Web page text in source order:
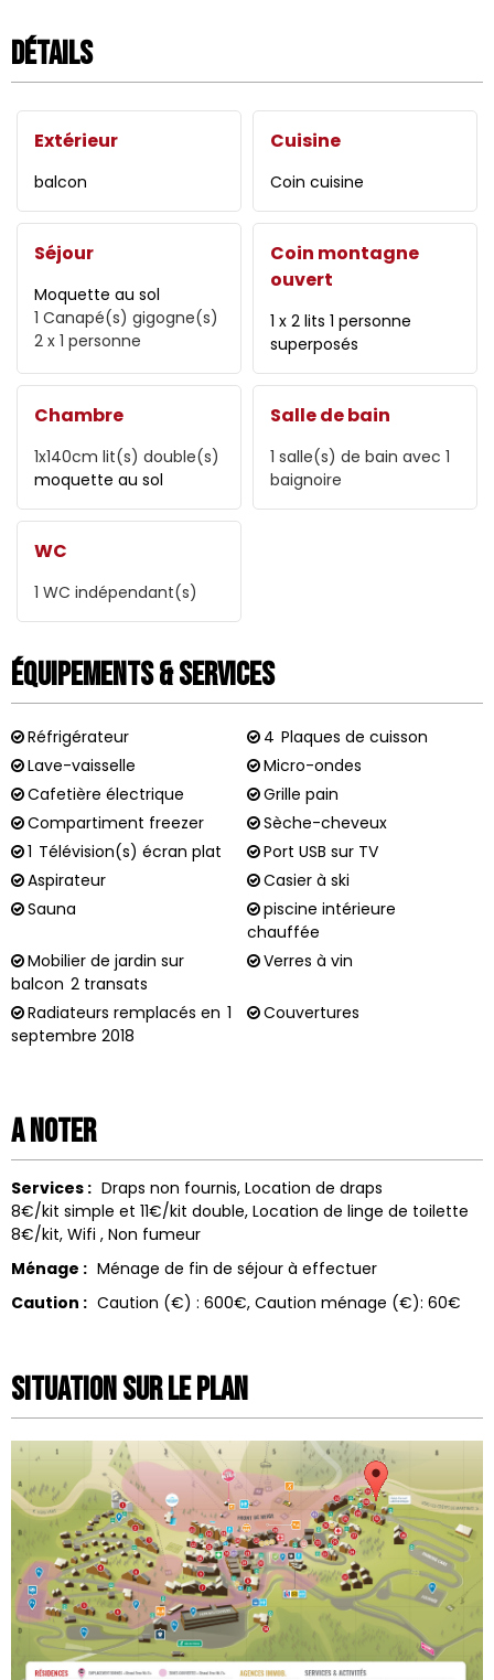
Détails
Extérieur
balcon
Cuisine
Coin cuisine
Séjour
Moquette au sol
1 Canapé(s) gigogne(s)
2 x 1 personne
Coin montagne
ouvert
1 x 2 lits 1 personne
superposés
Chambre
1x140cm lit(s) double(s)
moquette au sol
Salle de bain
1 salle(s) de bain avec 1
baignoire
WC
1 WC indépendant(s)
Équipements & Services
Réfrigérateur 4 Plaques de cuisson
Lave-vaisselle
Micro-ondes
Cafetière électrique
Grille pain
Compartiment freezer
Sèche-cheveux
1 Télévision(s) écran plat
Port USB sur TV
Aspirateur
Casier à ski
Sauna
piscine intérieure
chauffée
Mobilier de jardin sur
balcon 2 transats
Verres à vin
Radiateurs remplacés en 1
septembre 2018
Couvertures
A noter
Services : Draps non fournis Location de draps
8€/kit simple et 11€/kit double Location de linge de toilette
8€/kit Wifi
Non fumeur
Ménage : Ménage de fin de séjour à effectuer
Caution : Caution (€) : 600€ Caution ménage (€): 60€
Situation sur le Plan